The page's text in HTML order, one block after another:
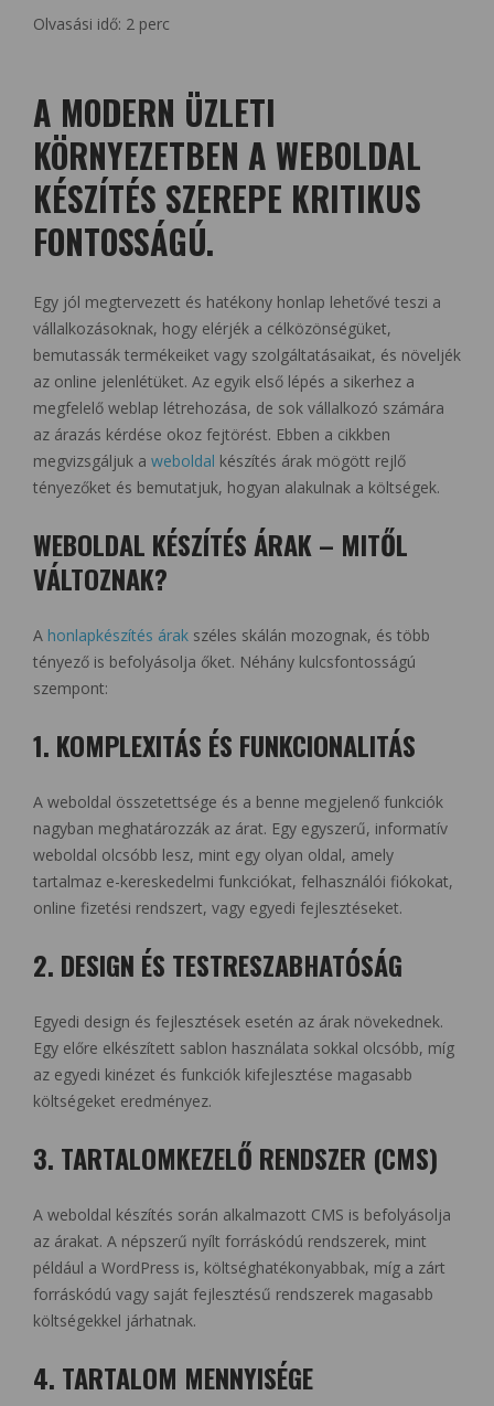
Olvasási idő: 2 perc
A MODERN ÜZLETI
KÖRNYEZETBEN A WEBOLDAL
KÉSZÍTÉS SZEREPE KRITIKUS
FONTOSSÁGÚ.
Egy jól megtervezett és hatékony honlap lehetővé teszi a
vállalkozásoknak, hogy elérjék a célközönségüket,
bemutassák termékeiket vagy szolgáltatásaikat, és növeljék
az online jelenlétüket. Az egyik első lépés a sikerhez a
megfelelő weblap létrehozása, de sok vállalkozó számára
az árazás kérdése okoz fejtörést. Ebben a cikkben
megvizsgáljuk a weboldal készítés árak mögött rejlő
tényezőket és bemutatjuk, hogyan alakulnak a költségek.
WEBOLDAL KÉSZÍTÉS ÁRAK – MITŐL
VÁLTOZNAK?
A honlapkészítés árak széles skálán mozognak, és több
tényező is befolyásolja őket. Néhány kulcsfontosságú
szempont:
1. KOMPLEXITÁS ÉS FUNKCIONALITÁS
A weboldal összetettsége és a benne megjelenő funkciók
nagyban meghatározzák az árat. Egy egyszerű, informatív
weboldal olcsóbb lesz, mint egy olyan oldal, amely
tartalmaz e-kereskedelmi funkciókat, felhasználói fiókokat,
online fizetési rendszert, vagy egyedi fejlesztéseket.
2. DESIGN ÉS TESTRESZABHATÓSÁG
Egyedi design és fejlesztések esetén az árak növekednek.
Egy előre elkészített sablon használata sokkal olcsóbb, míg
az egyedi kinézet és funkciók kifejlesztése magasabb
költségeket eredményez.
3. TARTALOMKEZELŐ RENDSZER (CMS)
A weboldal készítés során alkalmazott CMS is befolyásolja
az árakat. A népszerű nyílt forráskódú rendszerek, mint
például a WordPress is, költséghatékonyabbak, míg a zárt
forráskódú vagy saját fejlesztésű rendszerek magasabb
költségekkel járhatnak.
4. TARTALOM MENNYISÉGE